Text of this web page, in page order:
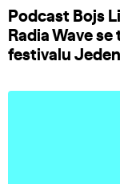
Podcast Bojs
Radia Wave
festivalu